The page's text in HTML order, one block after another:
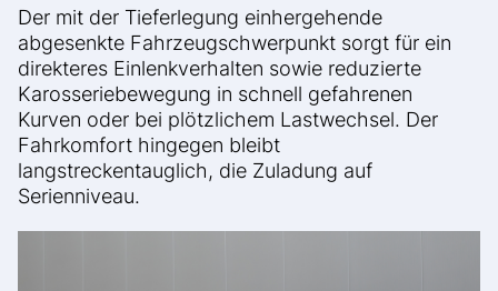
Der mit der Tieferlegung einhergehende
abgesenkte Fahrzeugschwerpunkt sorgt für ein
direkteres Einlenkverhalten sowie reduzierte
Karosseriebewegung in schnell gefahrenen
Kurven oder bei plötzlichem Lastwechsel. Der
Fahrkomfort hingegen bleibt
langstreckentauglich, die Zuladung auf
Serienniveau.